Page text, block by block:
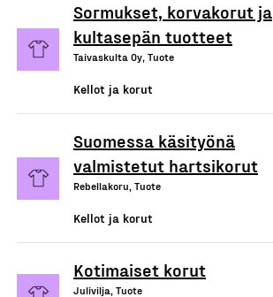
Sormukset, korvakorut ja
kultasepän tuotteet
Taivaskulta Oy, Tuote
Kellot ja korut
Suomessa käsityönä
valmistetut hartsikorut
Rebellakoru, Tuote
Kellot ja korut
Kotimaiset korut
Julivilja, Tuote